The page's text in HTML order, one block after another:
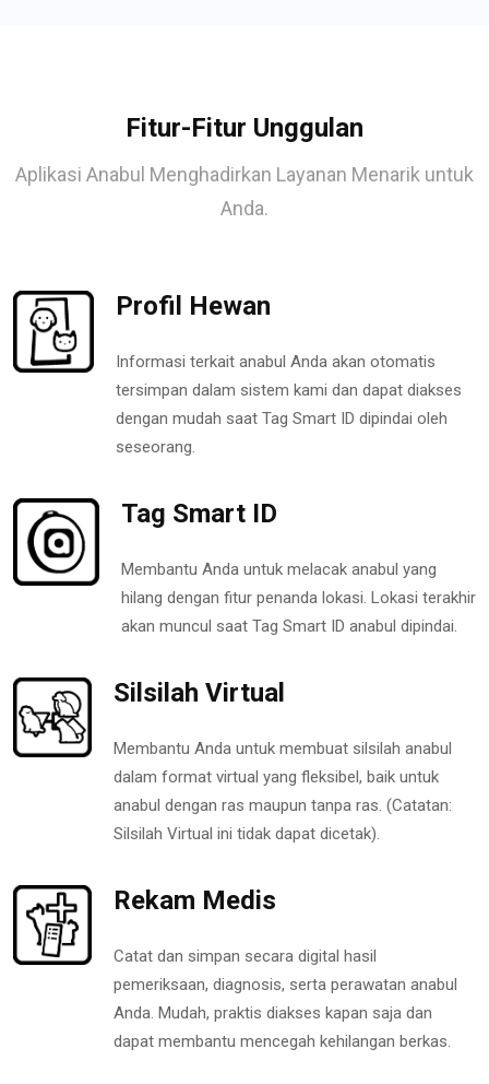
Fitur-Fitur Unggulan
Aplikasi Anabul Menghadirkan Layanan Menarik untuk
Anda.
Profil Hewan
Informasi terkait anabul Anda akan otomatis
tersimpan dalam sistem kami dan dapat diakses
dengan mudah saat Tag Smart ID dipindai oleh
seseorang.
Tag Smart ID
Membantu Anda untuk melacak anabul yang
hilang dengan fitur penanda lokasi. Lokasi terakhir
akan muncul saat Tag Smart ID anabul dipindai.
Silsilah Virtual
Membantu Anda untuk membuat silsilah anabul
dalam format virtual yang fleksibel, baik untuk
anabul dengan ras maupun tanpa ras. (Catatan:
Silsilah Virtual ini tidak dapat dicetak).
Rekam Medis
Catat dan simpan secara digital hasil
pemeriksaan, diagnosis, serta perawatan anabul
Anda. Mudah, praktis diakses kapan saja dan
dapat membantu mencegah kehilangan berkas.